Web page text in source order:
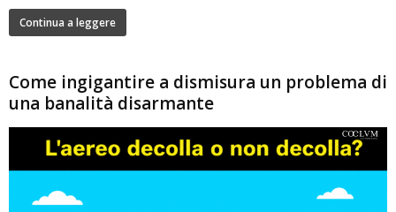
Continua a leggere
Come ingigantire a dismisura un problema di
una banalità disarmante